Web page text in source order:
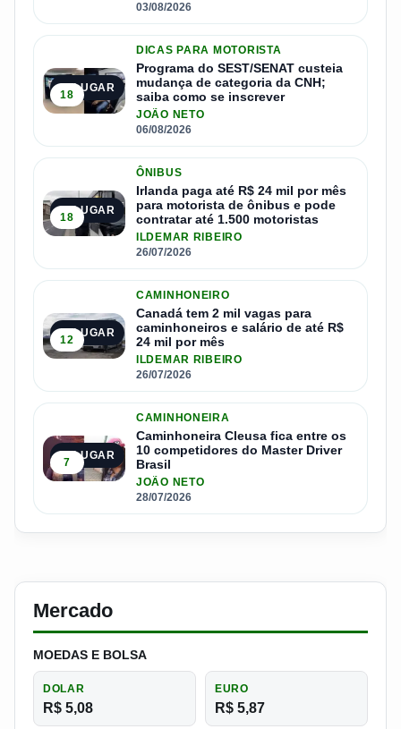
03/08/2026
2º LUGAR
18
DICAS PARA MOTORISTA
Programa do SEST/SENAT custeia
mudança de categoria da CNH;
saiba como se inscrever
JOÃO NETO
06/08/2026
3º LUGAR
18
ÔNIBUS
Irlanda paga até R$ 24 mil por mês
para motorista de ônibus e pode
contratar até 1.500 motoristas
ILDEMAR RIBEIRO
26/07/2026
4º LUGAR
12
CAMINHONEIRO
Canadá tem 2 mil vagas para
caminhoneiros e salário de até R$
24 mil por mês
ILDEMAR RIBEIRO
26/07/2026
5º LUGAR
7
CAMINHONEIRA
Caminhoneira Cleusa fica entre os
10 competidores do Master Driver
Brasil
JOÃO NETO
28/07/2026
Mercado
MOEDAS E BOLSA
DOLAR
R$ 5,08
EURO
R$ 5,87